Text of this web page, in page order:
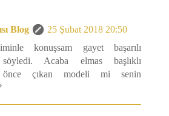
Blog
25 Şubat 2018 20:50
konuşsam gayet başarılı
Acaba elmas başlıklı
önce çıkan modeli mi senin